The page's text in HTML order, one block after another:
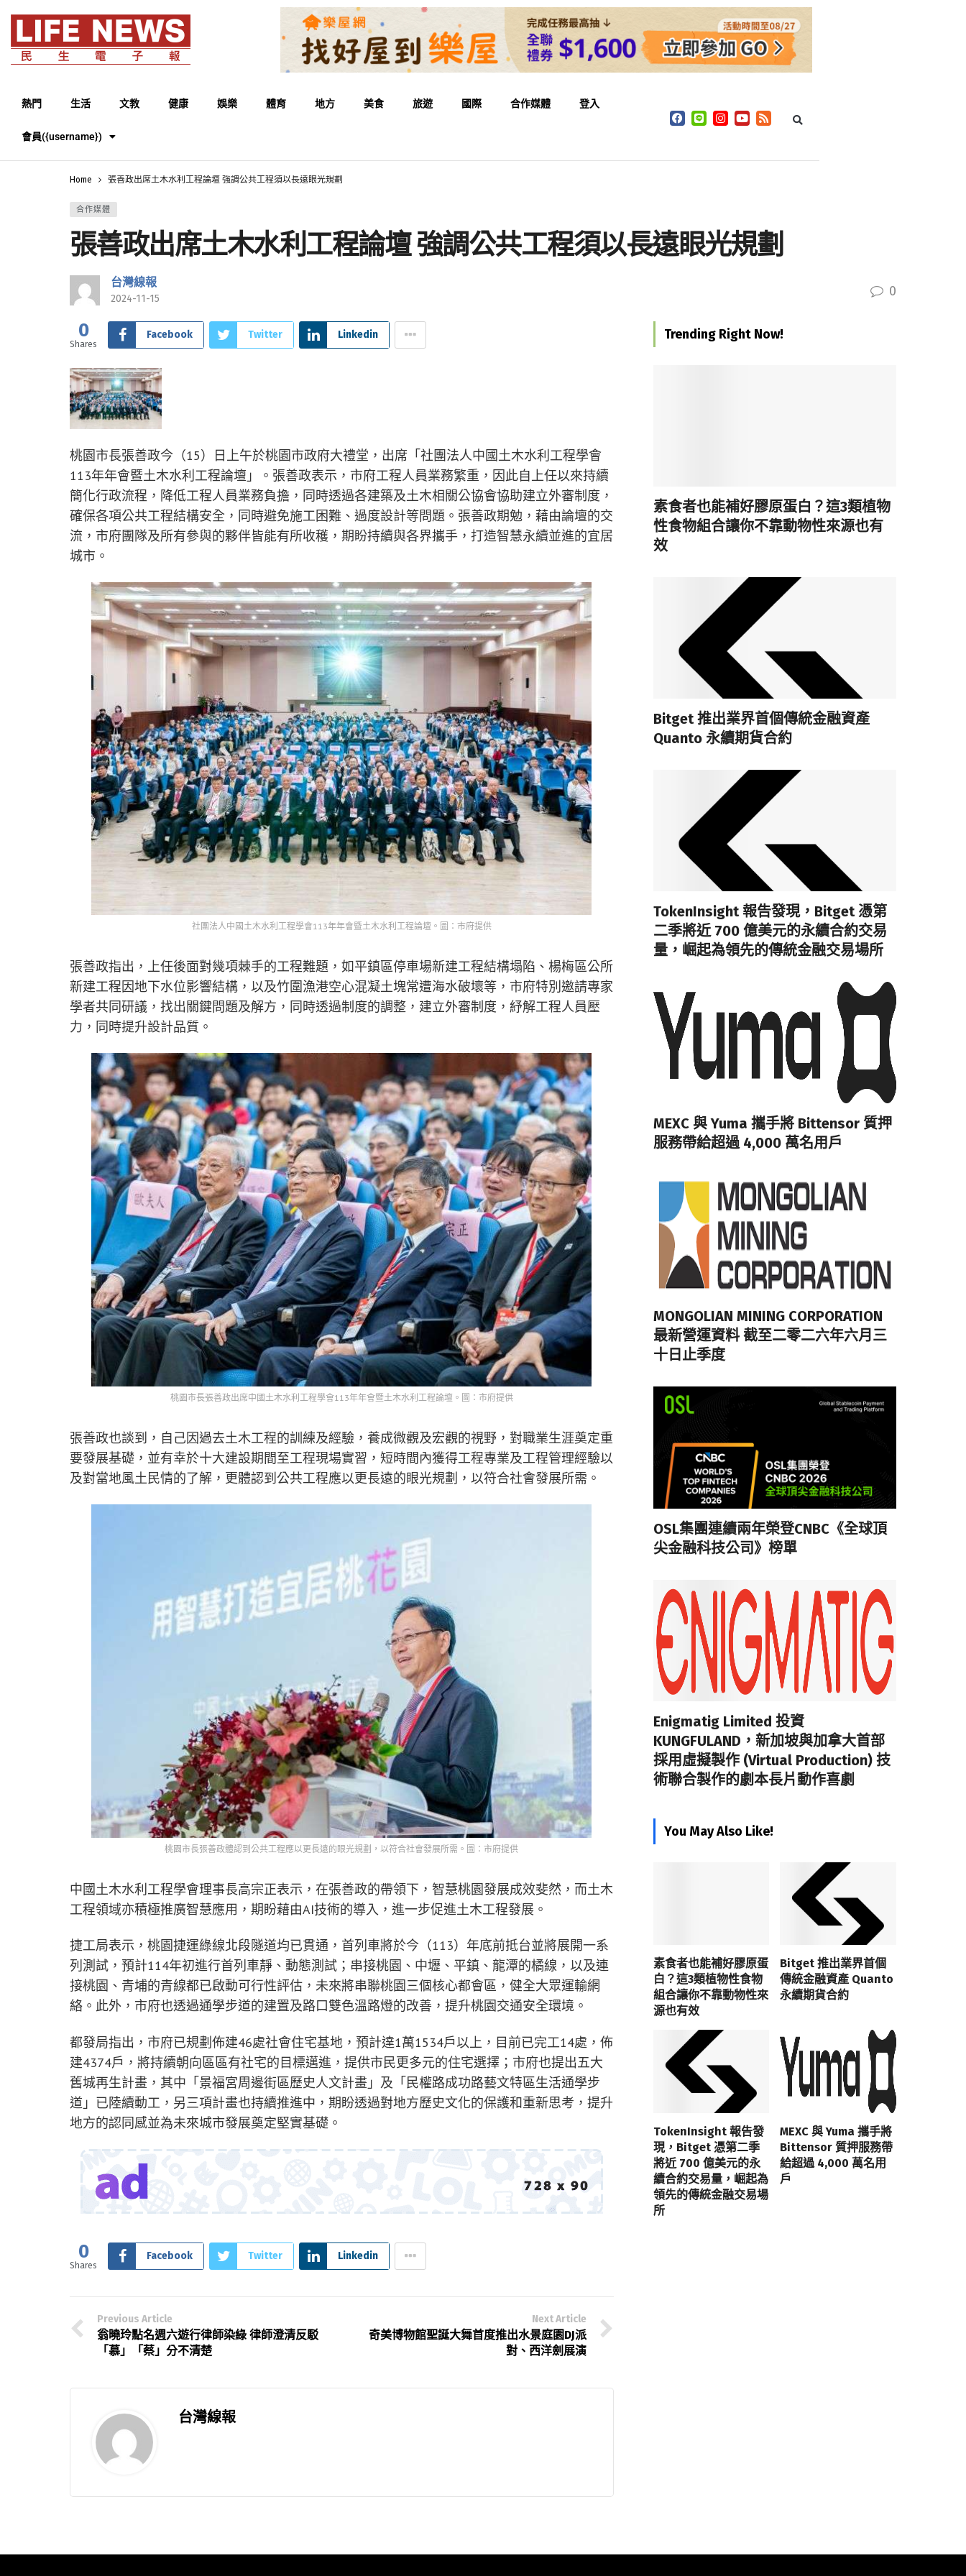
熱門 生活 文教 健康 娛樂 體育 地方 美食 旅遊 國際 合作媒體 登入
會員({username})
Home 張善政出席土木水利工程論壇 強調公共工程須以長遠眼光規劃
合作媒體
張善政出席土木水利工程論壇 強調公共工程須以長遠眼光規劃
台灣線報
2024-11-15 0
0
Shares
Facebook Twitter Linkedin
桃園市長張善政今（15）日上午於桃園市政府大禮堂，出席「社團法人中國土木水利工程學會
113年年會暨土木水利工程論壇」。張善政表示，市府工程人員業務繁重，因此自上任以來持續
簡化行政流程，降低工程人員業務負擔，同時透過各建築及土木相關公協會協助建立外審制度，
確保各項公共工程結構安全，同時避免施工困難、過度設計等問題。張善政期勉，藉由論壇的交
流，市府團隊及所有參與的夥伴皆能有所收穫，期盼持續與各界攜手，打造智慧永續並進的宜居
城市。
社團法人中國土木水利工程學會113年年會暨土木水利工程論壇。圖：市府提供
張善政指出，上任後面對幾項棘手的工程難題，如平鎮區停車場新建工程結構塌陷、楊梅區公所
新建工程因地下水位影響結構，以及竹圍漁港空心混凝土塊常遭海水破壞等，市府特別邀請專家
學者共同研議，找出關鍵問題及解方，同時透過制度的調整，建立外審制度，紓解工程人員壓
力，同時提升設計品質。
桃園市長張善政出席中國土木水利工程學會113年年會暨土木水利工程論壇。圖：市府提供
張善政也談到，自己因過去土木工程的訓練及經驗，養成微觀及宏觀的視野，對職業生涯奠定重
要發展基礎，並有幸於十大建設期間至工程現場實習，短時間內獲得工程專業及工程管理經驗以
及對當地風土民情的了解，更體認到公共工程應以更長遠的眼光規劃，以符合社會發展所需。
桃園市長張善政體認到公共工程應以更長遠的眼光規劃，以符合社會發展所需。圖：市府提供
中國土木水利工程學會理事長高宗正表示，在張善政的帶領下，智慧桃園發展成效斐然，而土木
工程領域亦積極推廣智慧應用，期盼藉由AI技術的導入，進一步促進土木工程發展。
捷工局表示，桃園捷運綠線北段隧道均已貫通，首列車將於今（113）年底前抵台並將展開一系
列測試，預計114年初進行首列車靜、動態測試；串接桃園、中壢、平鎮、龍潭的橘線，以及連
接桃園、青埔的青線都已啟動可行性評估，未來將串聯桃園三個核心都會區，健全大眾運輸網
絡。此外，市府也透過通學步道的建置及路口雙色溫路燈的改善，提升桃園交通安全環境。
都發局指出，市府已規劃佈建46處社會住宅基地，預計達1萬1534戶以上，目前已完工14處，佈
建4374戶，將持續朝向區區有社宅的目標邁進，提供市民更多元的住宅選擇；市府也提出五大
舊城再生計畫，其中「景福宮周邊街區歷史人文計畫」及「民權路成功路藝文特區生活通學步
道」已陸續動工，另三項計畫也持續推進中，期盼透過對地方歷史文化的保護和重新思考，提升
地方的認同感並為未來城市發展奠定堅實基礎。
0
Shares
Facebook Twitter Linkedin
Previous Article
翁曉玲點名週六遊行律師染綠 律師澄清反駁
「慕」「蔡」分不清楚
Next Article
奇美博物館聖誕大舞首度推出水景庭園DJ派
對、西洋劍展演
台灣線報
Trending Right Now!
素食者也能補好膠原蛋白？這3類植物
性食物組合讓你不靠動物性來源也有
效
Bitget 推出業界首個傳統金融資產
Quanto 永續期貨合約
TokenInsight 報告發現，Bitget 憑第
二季將近 700 億美元的永續合約交易
量，崛起為領先的傳統金融交易場所
MEXC 與 Yuma 攜手將 Bittensor 質押
服務帶給超過 4,000 萬名用戶
MONGOLIAN MINING CORPORATION
最新營運資料 截至二零二六年六月三
十日止季度
OSL集團連續兩年榮登CNBC《全球頂
尖金融科技公司》榜單
Enigmatig Limited 投資
KUNGFULAND，新加坡與加拿大首部
採用虛擬製作 (Virtual Production) 技
術聯合製作的劇本長片動作喜劇
You May Also Like!
素食者也能補好膠原蛋
白？這3類植物性食物
組合讓你不靠動物性來
源也有效
Bitget 推出業界首個
傳統金融資產 Quanto
永續期貨合約
TokenInsight 報告發
現，Bitget 憑第二季
將近 700 億美元的永
續合約交易量，崛起為
領先的傳統金融交易場
所
MEXC 與 Yuma 攜手將
Bittensor 質押服務帶
給超過 4,000 萬名用
戶